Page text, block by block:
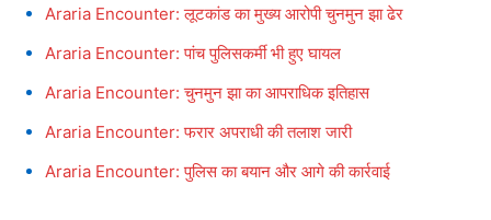
Araria Encounter: लूटकांड का मुख्य आरोपी चुनमुन झा ढेर
Araria Encounter: पांच पुलिसकर्मी भी हुए घायल
Araria Encounter: चुनमुन झा का आपराधिक इतिहास
Araria Encounter: फरार अपराधी की तलाश जारी
Araria Encounter: पुलिस का बयान और आगे की कार्रवाई